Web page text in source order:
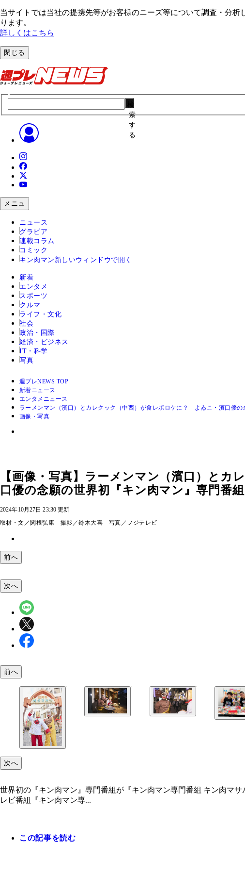
当サイトでは当社の提携先等がお客様のニーズ等について調査・分
ります。
詳しくはこちら
閉じる
索
す
る
メニュ
ニュース
グラビア
連載コラム
コミック
キン肉マン 新しいウィンドウで開く
新着
エンタメ
スポーツ
クルマ
ライフ・文化
社会
政治・国際
経済・ビジネス
IT・科学
写真
週プレNEWS TOP
新着ニュース
エンタメニュース
ラーメンマン（濱口）とカレクック（中西）が食レポロケに？ よゐこ・濱口優
画像・写真
【画像・写真】ラーメンマン（濱口）と
口優の念願の世界初『キン肉マン』専門番
2024年10月27日 23:30 更新
取材・文／関根弘康 撮影／鈴木大喜 写真／フジテレビ
前へ
次へ
前へ
次へ
世界初の『キン肉マン』専門番組が『キン肉マン専門番組 キン肉マ
レビ番組『キン肉マン専...
この記事を読む